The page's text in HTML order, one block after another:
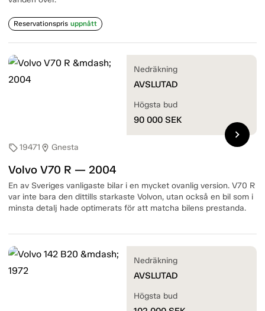
Reservationspris uppnått
sell19471 location_on Gnesta
Volvo V70 R — 2004
En av Sveriges vanligaste bilar i en mycket ovanlig version. V70 R
var inte bara den dittills starkaste Volvon, utan också en bil som i
minsta detalj hade optimerats för att matcha bilens prestanda.
Nedräkning
AVSLUTAD
Högsta bud
90 000 SEK
chevron_right
Nedräkning
AVSLUTAD
Högsta bud